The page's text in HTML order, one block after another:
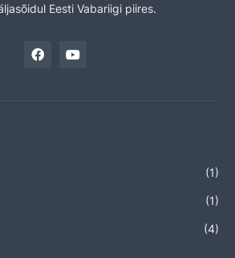
Eesti Vabariigi piires.
(1)
(1)
(4)